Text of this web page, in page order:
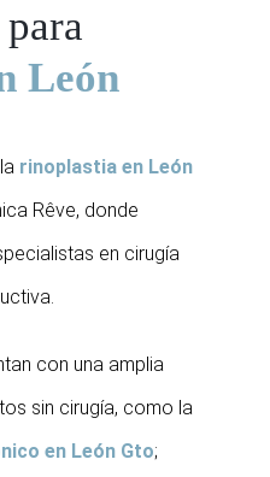
León
rinoplastia en León
Rêve, donde
en cirugía
con una amplia
sin cirugía, como la
en León Gto;